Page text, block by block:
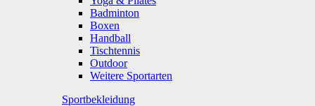
Badminton
Boxen
Handball
Tischtennis
Outdoor
Weitere Sportarten
Sportbekleidung